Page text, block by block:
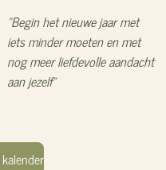
"Begin het nieuwe jaar met
iets minder moeten en met
nog meer liefdevolle aandacht
aan jezelf"